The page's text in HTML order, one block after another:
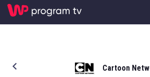
Cartoon